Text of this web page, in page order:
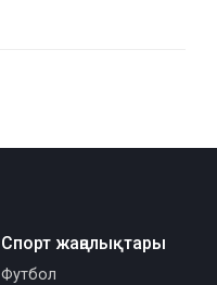
Спорт жаңалықтары
Футбол